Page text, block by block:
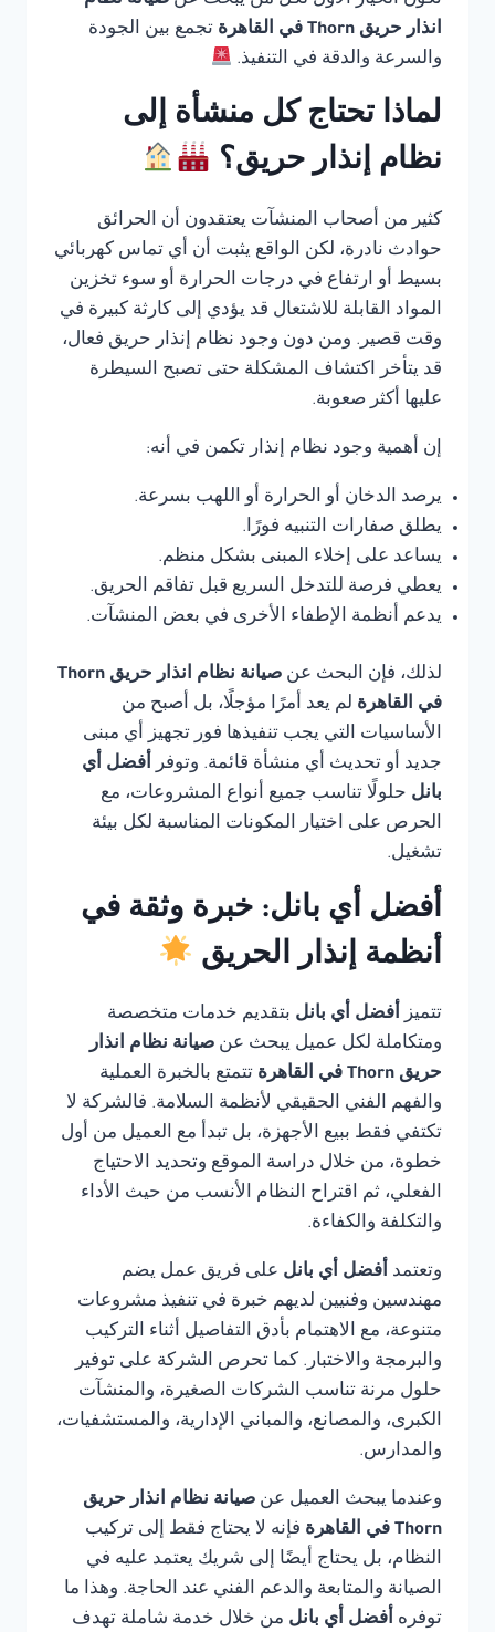
انذار حريق Thorn في القاهرة
تجمع بين الجودة
والسرعة والدقة في التنفيذ.
لماذا تحتاج كل منشأة إلى
نظام إنذار حريق؟
كثير من أصحاب المنشآت يعتقدون أن الحرائق
حوادث نادرة، لكن الواقع يثبت أن أي تماس كهربائي
بسيط أو ارتفاع في درجات الحرارة أو سوء تخزين
المواد القابلة للاشتعال قد يؤدي إلى كارثة كبيرة في
وقت قصير. ومن دون وجود نظام إنذار حريق فعال،
قد يتأخر اكتشاف المشكلة حتى تصبح السيطرة
عليها أكثر صعوبة.
إن أهمية وجود نظام إنذار تكمن في أنه:
يرصد الدخان أو الحرارة أو اللهب بسرعة.
يطلق صفارات التنبيه فورًا.
يساعد على إخلاء المبنى بشكل منظم.
يعطي فرصة للتدخل السريع قبل تفاقم الحريق.
يدعم أنظمة الإطفاء الأخرى في بعض المنشآت.
لذلك، فإن البحث عن
صيانة نظام انذار حريق Thorn
في القاهرة لم يعد أمرًا مؤجلًا، بل أصبح من
الأساسيات التي يجب تنفيذها فور تجهيز أي مبنى
جديد أو تحديث أي منشأة قائمة. وتوفر أفضل أي
بانل حلولًا تناسب جميع أنواع المشروعات، مع
الحرص على اختيار المكونات المناسبة لكل بيئة
تشغيل.
أفضل أي بانل: خبرة وثقة في
أنظمة إنذار الحريق
تتميز أفضل أي بانل بتقديم خدمات متخصصة
ومتكاملة لكل عميل يبحث عن صيانة نظام انذار
حريق Thorn في القاهرة
تتمتع بالخبرة العملية
والفهم الفني الحقيقي لأنظمة السلامة. فالشركة لا
تكتفي فقط ببيع الأجهزة، بل تبدأ مع العميل من أول
خطوة، من خلال دراسة الموقع وتحديد الاحتياج
الفعلي، ثم اقتراح النظام الأنسب من حيث الأداء
والتكلفة والكفاءة.
وتعتمد أفضل أي بانل على فريق عمل يضم
مهندسين وفنيين لديهم خبرة في تنفيذ مشروعات
متنوعة، مع الاهتمام بأدق التفاصيل أثناء التركيب
والبرمجة والاختبار. كما تحرص الشركة على توفير
حلول مرنة تناسب الشركات الصغيرة، والمنشآت
الكبرى، والمصانع، والمباني الإدارية، والمستشفيات،
والمدارس.
وعندما يبحث العميل عن صيانة نظام انذار حريق
Thorn في القاهرة
فإنه لا يحتاج فقط إلى تركيب
النظام، بل يحتاج أيضًا إلى شريك يعتمد عليه في
الصيانة والمتابعة والدعم الفني عند الحاجة. وهذا ما
توفره أفضل أي بانل من خلال خدمة شاملة تهدف